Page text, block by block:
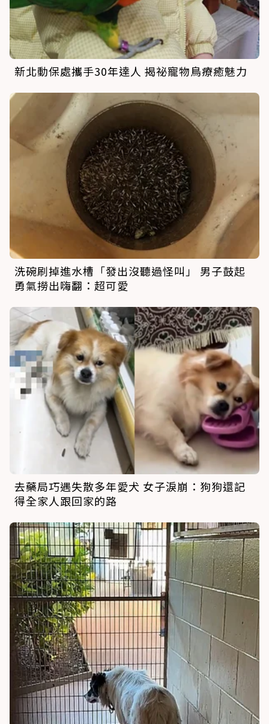
新北動保處攜手30年達人 揭祕寵物鳥療癒魅力
洗碗刷掉進水槽「發出沒聽過怪叫」 男子鼓起
勇氣撈出嗨翻：超可愛
去藥局巧遇失散多年愛犬 女子淚崩：狗狗還記
得全家人跟回家的路